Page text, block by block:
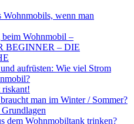
wenn man
Wohnmobil –
BEGINNER – DIE
aufrüsten: Wie viel Strom
man im Winter / Sommer?
dem Wohnmobiltank trinken?